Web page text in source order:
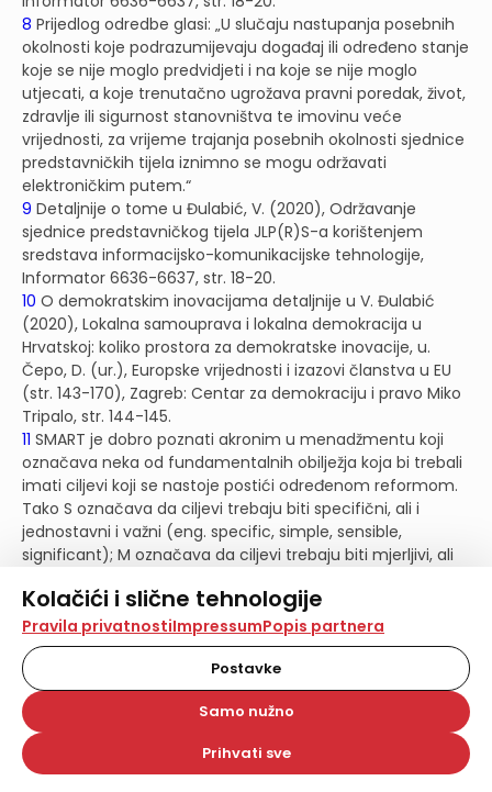
Kolačići i slične tehnologije
Na našoj web stranici koristimo kolačiće i slične
tehnologije za pohranu, čitanje i obradu informacija na
vašem uređaju. Time poboljšavamo korisničko iskustvo,
analiziramo promet na stranici te prikazujemo sadržaje i
oglase koji vas zanimaju. Korisnički profili mogu se kreirati
na više web stranica i uređaja u tu svrhu. Naši partneri
također koriste ove tehnologije.
Odabirom opcije „Samo nužno“ prihvaćate samo one
Pravila privatnostiImpressumPopis partnera
Postavke
Samo nužno
Prihvati sve
8 Prijedlog odredbe glasi: „U slučaju nastupanja posebnih
okolnosti koje podrazumijevaju događaj ili određeno stanje
koje se nije moglo predvidjeti i na koje se nije moglo
utjecati, a koje trenutačno ugrožava pravni poredak, život,
zdravlje ili sigurnost stanovništva te imovinu veće
vrijednosti, za vrijeme trajanja posebnih okolnosti sjednice
predstavničkih tijela iznimno se mogu održavati
elektroničkim putem.“
9 Detaljnije o tome u Đulabić, V. (2020), Održavanje
sjednice predstavničkog tijela JLP(R)S-a korištenjem
sredstava informacijsko-komunikacijske tehnologije,
Informator 6636-6637, str. 18-20.
10 O demokratskim inovacijama detaljnije u V. Đulabić
(2020), Lokalna samouprava i lokalna demokracija u
Hrvatskoj: koliko prostora za demokratske inovacije, u.
Čepo, D. (ur.), Europske vrijednosti i izazovi članstva u EU
(str. 143-170), Zagreb: Centar za demokraciju i pravo Miko
Tripalo, str. 144-145.
11 SMART je dobro poznati akronim u menadžmentu koji
označava neka od fundamentalnih obilježja koja bi trebali
imati ciljevi koji se nastoje postići određenom reformom.
Tako S označava da ciljevi trebaju biti specifični, ali i
jednostavni i važni (eng. specific, simple, sensible,
significant); M označava da ciljevi trebaju biti mjerljivi, ali
meaningful, motivating); slovo A označava da ciljevi
trebaju biti ostvarivi, jednako kao i dogovoreni s
adresatima (eng. achievable, agreed, attainable); R
podrazumijeva da su ciljevi relevantni, ali i razumni,
realistični, s dovoljno resursa za ostvarenje (eng. relevant,
reasonable, realistic and resourced, results-based); na
kraju, T označava da ciljevi moraju imati javnu vremensku
dimenziju (eng. time bound, time-based, time limited,